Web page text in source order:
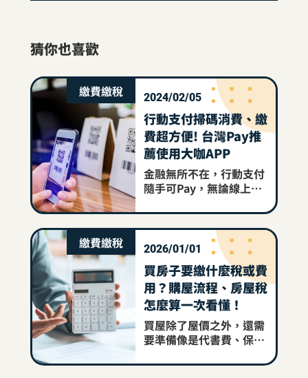
猜你也喜歡
繳費繳稅 2024/02/05
行動支付掃碼消費、繳
費超方便! 台灣Pay推
薦使用大咖APP
金融無所不在，行動支付
隨手可Pay，無論線上網
行動支付，掃碼就可以消
費、繳費，解決生活支付
大小事。讓大咖帶你搞懂
台灣Pay規則！
繳費繳稅 2026/01/01
買房子要繳什麼稅或費
用？購屋流程、房屋稅
怎麼算一次看懂！
買屋除了屋價之外，還需
要準備像是代書費、保險
買房子要繳什麼稅？該準